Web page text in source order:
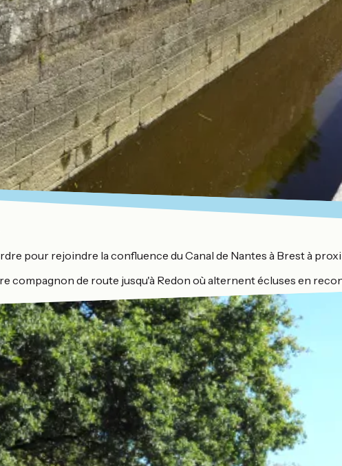
pour rejoindre la confluence du Canal de Nantes à Brest à
compagnon de route jusqu'à Redon où alternent écluses en